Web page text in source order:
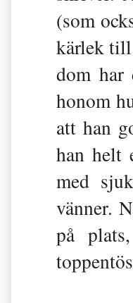
(som
kärlek
dom har
honom
att han
han helt
med
vänner.
på